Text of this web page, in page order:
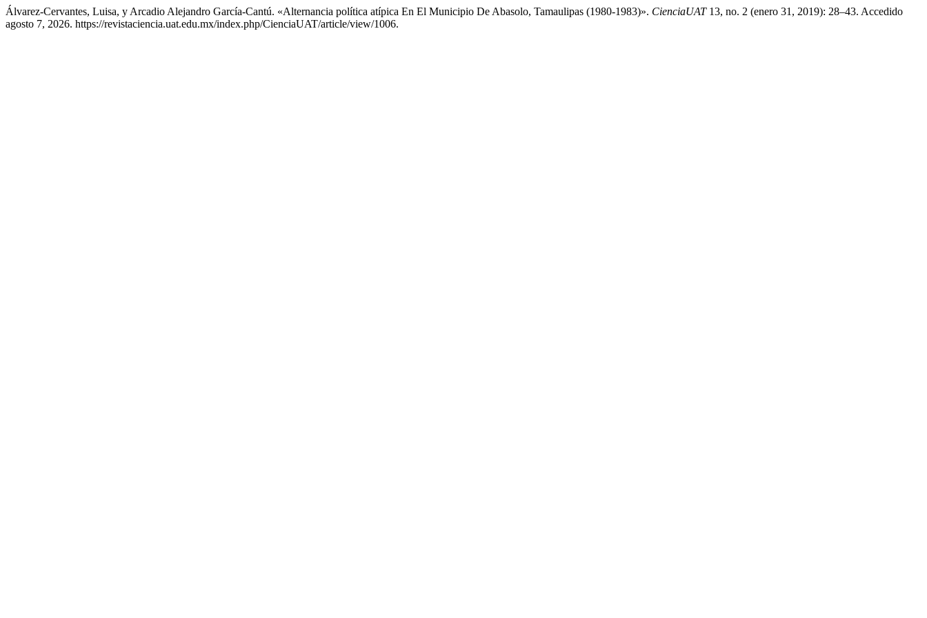
Álvarez-Cervantes, Luisa, y Arcadio Alejandro García-Cantú. «Alternancia política atípica En El Municipio De Abasolo, Tamaulipas (1980-1983)». CienciaUAT13, no. 2 (enero 31, 2019): 28–43. Accedido
agosto 7, 2026. https://revistaciencia.uat.edu.mx/index.php/CienciaUAT/article/view/1006.